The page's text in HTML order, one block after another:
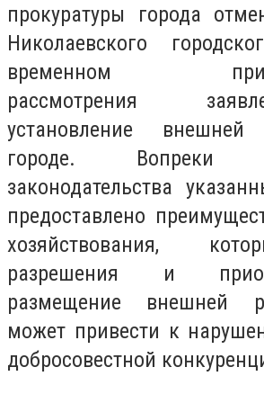
прокуратуры города
Николаевского
временном
рассмотрения
установление
городе. Вопреки
законодательства
предоставлено
хозяйствования,
разрешения и
размещение внешней
может привести к
добросовестной